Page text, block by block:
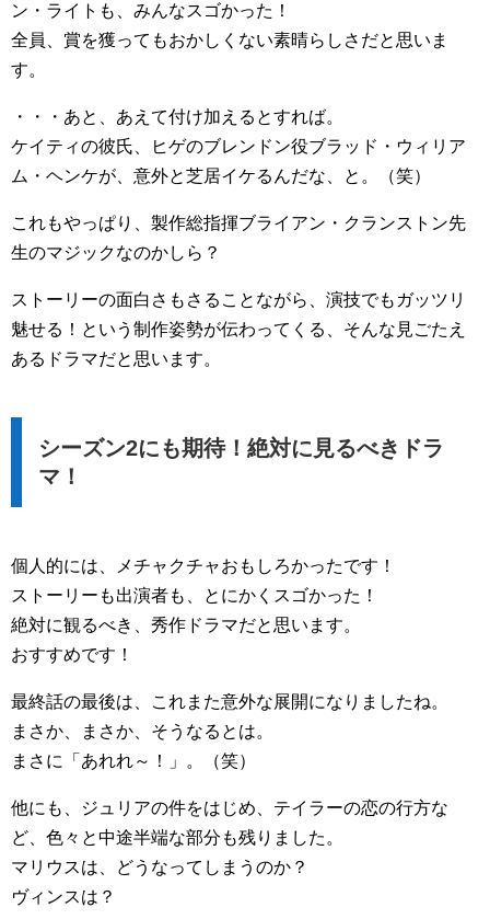
ン・ライトも、みんなスゴかった！
全員、賞を獲ってもおかしくない素晴らしさだと思いま
す。
・・・あと、あえて付け加えるとすれば。
ケイティの彼氏、ヒゲのブレンドン役ブラッド・ウィリア
ム・ヘンケが、意外と芝居イケるんだな、と。（笑）
これもやっぱり、製作総指揮ブライアン・クランストン先
生のマジックなのかしら？
ストーリーの面白さもさることながら、演技でもガッツリ
魅せる！という制作姿勢が伝わってくる、そんな見ごたえ
あるドラマだと思います。
シーズン2にも期待！絶対に見るべきドラ
マ！
個人的には、メチャクチャおもしろかったです！
ストーリーも出演者も、とにかくスゴかった！
絶対に観るべき、秀作ドラマだと思います。
おすすめです！
最終話の最後は、これまた意外な展開になりましたね。
まさか、まさか、そうなるとは。
まさに「あれれ～！」。（笑）
他にも、ジュリアの件をはじめ、テイラーの恋の行方な
ど、色々と中途半端な部分も残りました。
マリウスは、どうなってしまうのか？
ヴィンスは？